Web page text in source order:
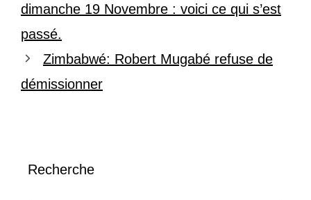
dimanche 19 Novembre : voici ce qui s’est
passé.
Zimbabwé: Robert Mugabé refuse de
démissionner
Recherche